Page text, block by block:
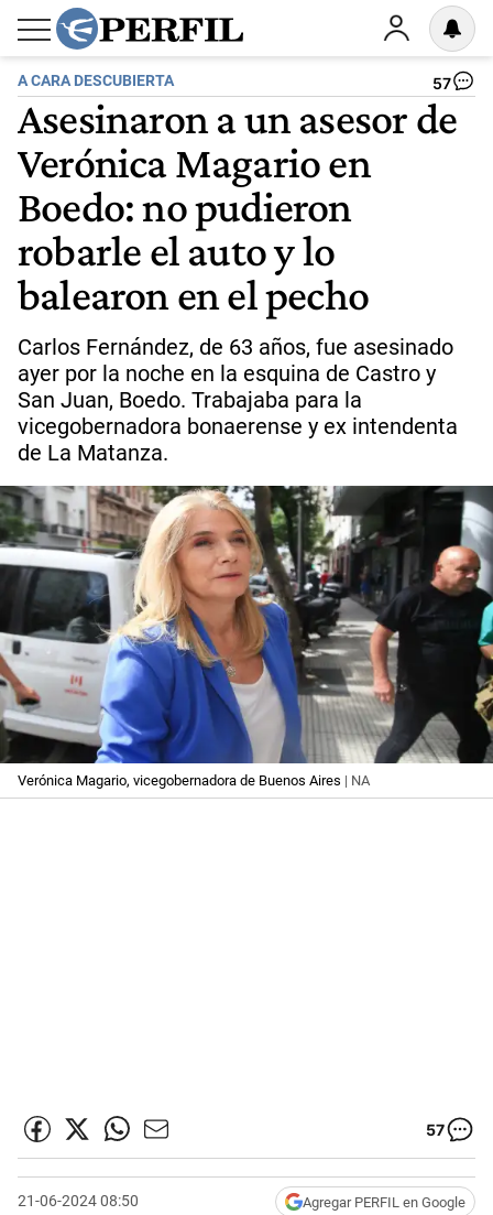
A CARA DESCUBIERTA 57
Asesinaron a un asesor de
Verónica Magario en
Boedo: no pudieron
robarle el auto y lo
balearon en el pecho
Carlos Fernández, de 63 años, fue asesinado
ayer por la noche en la esquina de Castro y
San Juan, Boedo. Trabajaba para la
vicegobernadora bonaerense y ex intendenta
de La Matanza.
Verónica Magario, vicegobernadora de Buenos Aires | NA
57
21-06-2024 08:50 Agregar PERFIL en Google